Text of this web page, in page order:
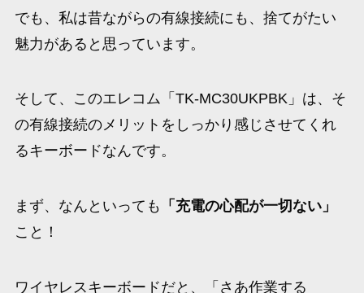
でも、私は昔ながらの有線接続にも、捨てがたい
魅力があると思っています。
そして、このエレコム「TK-MC30UKPBK」は、そ
の有線接続のメリットをしっかり感じさせてくれ
るキーボードなんです。
まず、なんといっても
「充電の心配が一切ない」
こと！
ワイヤレスキーボードだと、「さあ作業する